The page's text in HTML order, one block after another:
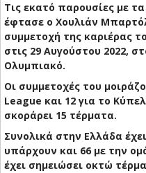
Τις εκατό παρουσίες με
έφτασε ο Χουλιάν
συμμετοχή της καριέρας
στις 29 Αυγούστου 2022,
Ολυμπιακό.
Οι συμμετοχές του
League και 12 για το
σκοράρει 15 τέρματα.
Συνολικά στην Ελλάδα
υπάρχουν και 66 με την
έχει σημειώσει οκτώ